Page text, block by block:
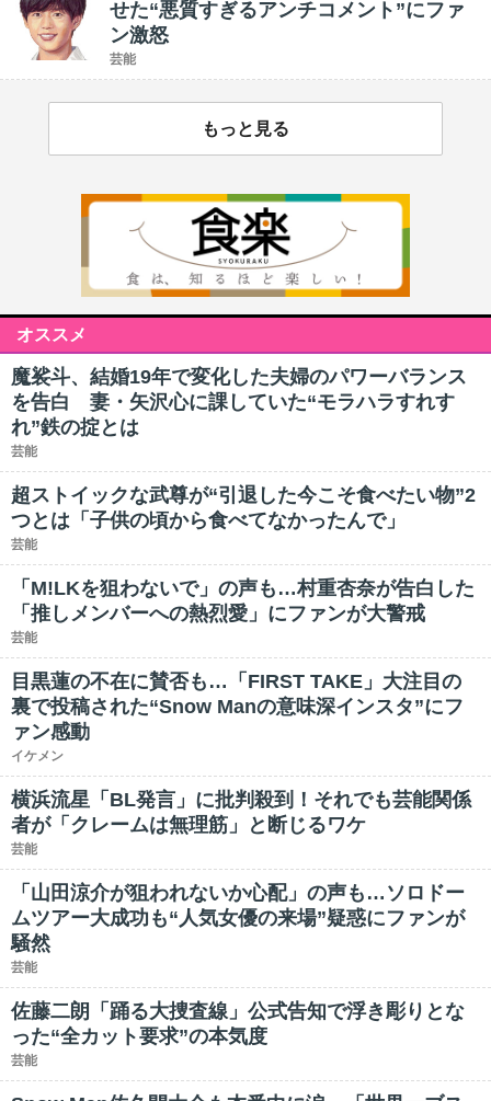
せた“悪質すぎるアンチコメント”にファ
ン激怒
芸能
もっと見る
オススメ
魔裟斗、結婚19年で変化した夫婦のパワーバランス
を告白 妻・矢沢心に課していた“モラハラすれす
れ”鉄の掟とは
芸能
超ストイックな武尊が“引退した今こそ食べたい物”2
つとは「子供の頃から食べてなかったんで」
芸能
「M!LKを狙わないで」の声も…村重杏奈が告白した
「推しメンバーへの熱烈愛」にファンが大警戒
芸能
目黒蓮の不在に賛否も…「FIRST TAKE」大注目の
裏で投稿された“Snow Manの意味深インスタ”にフ
ァン感動
イケメン
横浜流星「BL発言」に批判殺到！それでも芸能関係
者が「クレームは無理筋」と断じるワケ
芸能
「山田涼介が狙われないか心配」の声も…ソロドー
ムツアー大成功も“人気女優の来場”疑惑にファンが
騒然
芸能
佐藤二朗「踊る大捜査線」公式告知で浮き彫りとな
った“全カット要求”の本気度
芸能